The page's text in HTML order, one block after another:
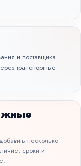
и поставщика.
транспортные
несколько
сроки и